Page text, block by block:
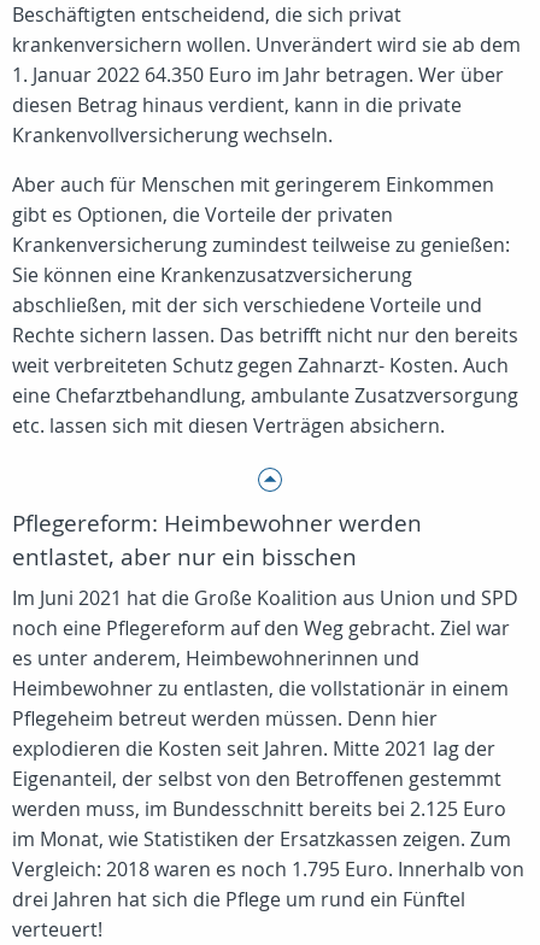
Beschäftigten entscheidend, die sich privat
krankenversichern wollen. Unverändert wird sie ab dem
1. Januar 2022 64.350 Euro im Jahr betragen. Wer über
diesen Betrag hinaus verdient, kann in die private
Krankenvollversicherung wechseln.
Aber auch für Menschen mit geringerem Einkommen
gibt es Optionen, die Vorteile der privaten
Krankenversicherung zumindest teilweise zu genießen:
Sie können eine Krankenzusatzversicherung
abschließen, mit der sich verschiedene Vorteile und
Rechte sichern lassen. Das betrifft nicht nur den bereits
weit verbreiteten Schutz gegen Zahnarzt- Kosten. Auch
eine Chefarztbehandlung, ambulante Zusatzversorgung
etc. lassen sich mit diesen Verträgen absichern.
Pflegereform: Heimbewohner werden
entlastet, aber nur ein bisschen
Im Juni 2021 hat die Große Koalition aus Union und SPD
noch eine Pflegereform auf den Weg gebracht. Ziel war
es unter anderem, Heimbewohnerinnen und
Heimbewohner zu entlasten, die vollstationär in einem
Pflegeheim betreut werden müssen. Denn hier
explodieren die Kosten seit Jahren. Mitte 2021 lag der
Eigenanteil, der selbst von den Betroffenen gestemmt
werden muss, im Bundesschnitt bereits bei 2.125 Euro
im Monat, wie Statistiken der Ersatzkassen zeigen. Zum
Vergleich: 2018 waren es noch 1.795 Euro. Innerhalb von
drei Jahren hat sich die Pflege um rund ein Fünftel
verteuert!